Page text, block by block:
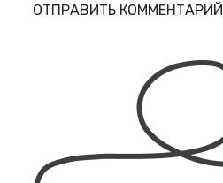
ОТПРАВИТЬ КОММЕНТАРИЙ